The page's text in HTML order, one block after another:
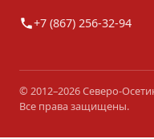
+7 (867) 256-32-94
© 2012–2026 Северо-
Все права защищены.